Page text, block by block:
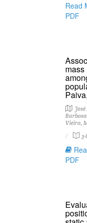
Read
PDF
Vieira,
3-
PDF